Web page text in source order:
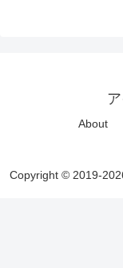
About
Copyright © 2019-